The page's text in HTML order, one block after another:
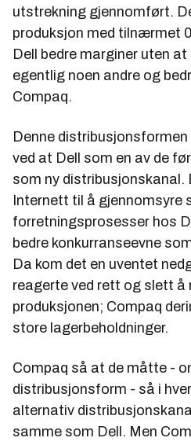
utstrekning gjennomført.
produksjon med tilnærmet
Dell bedre marginer uten
egentlig noen andre og
Compaq.
Denne
ved at Dell som en av de
som ny distribusjonskanal.
Internett til å gjennomsyre
forretningsprosesser hos
bedre konkurranseevne
Da kom det en uventet
reagerte ved rett og slett å
produksjonen; Compaq
store lagerbeholdninger.
Compaq så at de måtte -
distribusjonsform - så i
alternativ
samme som Dell. Men